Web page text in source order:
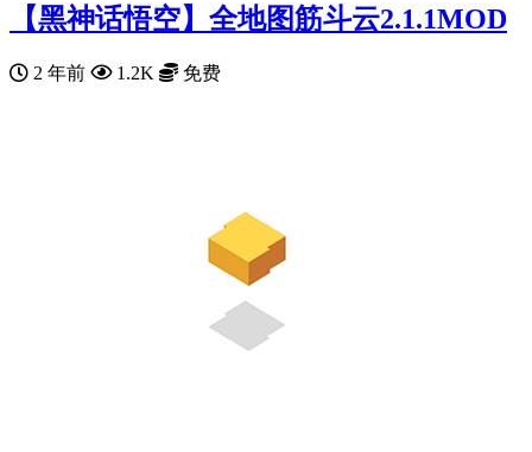
【黑神话悟空】全地图筋斗云2.1.1MOD
2 年前 1.2K 免费